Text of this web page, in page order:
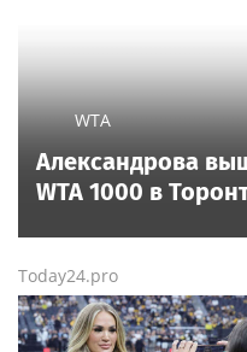
WTA
Александрова
WTA 1000 в
Today24.pro